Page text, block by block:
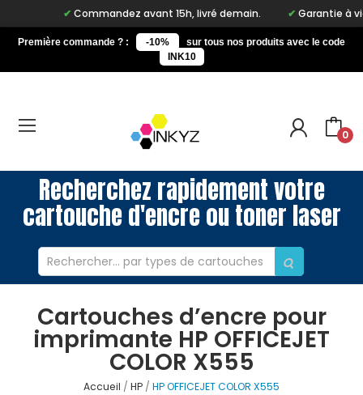
Commandez avant 15h, livré demain. Garantie à vie
Première commande ? : -10%
sur tous nos produits avec le code
INK10
0
Recherchez rapidement votre
cartouche d'encre ou toner laser
Cartouches d’encre pour
imprimante HP OFFICEJET
COLOR X555
Accueil HP HP OFFICEJET COLOR X555